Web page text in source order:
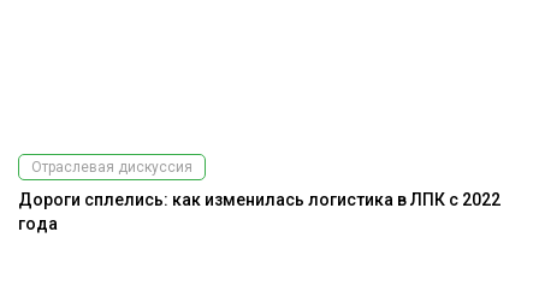
Отраслевая дискуссия
Дороги сплелись: как изменилась логистика в ЛПК с 2022
года